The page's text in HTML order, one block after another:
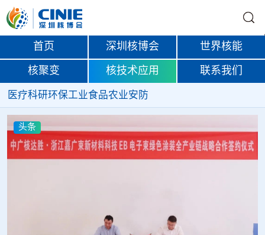
首页 深圳核博会 世界核能
核聚变 核技术应用 联系我们
医疗科研环保工业食品农业安防
头条